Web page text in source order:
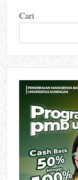
Cari